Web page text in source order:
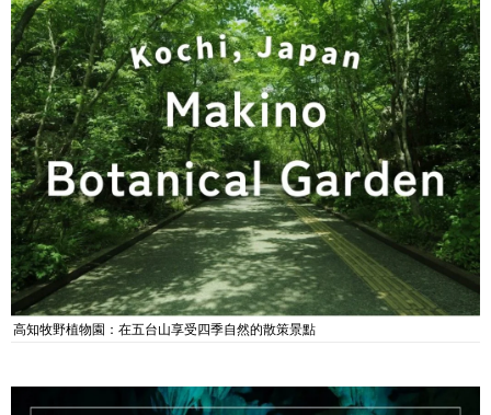
高知牧野植物園：在五台山享受四季自然的散策景點